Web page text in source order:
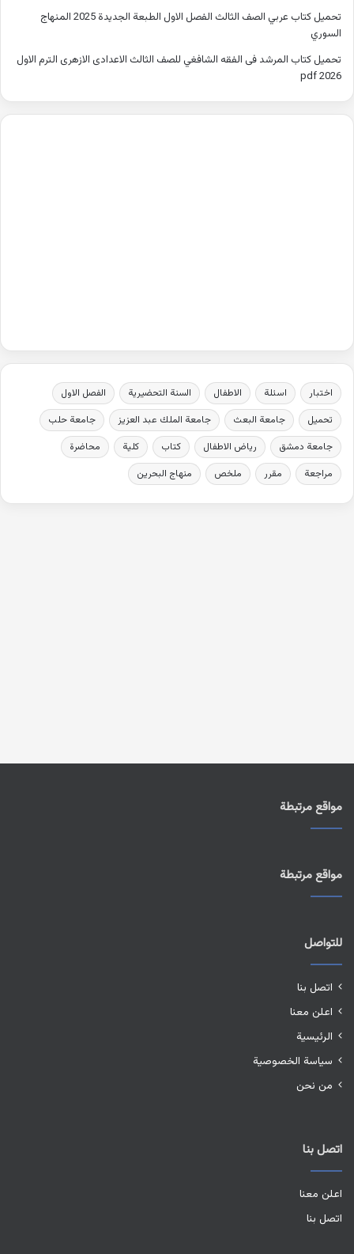
تحميل كتاب عربي الصف الثالث الفصل الاول الطبعة الجديدة 2025 المنهاج
السوري
تحميل كتاب المرشد فى الفقه الشافغي للصف الثالث الاعدادى الازهرى الترم الاول
2026 pdf
اختبار اسئلة الاطفال السنة التحضيرية
الفصل الاول
تحميل
جامعة البعث جامعة الملك عبد العزيز
جامعة حلب
جامعة دمشق
رياض الاطفال كتاب كلية
محاضرة
مراجعة
مقرر ملخص منهاج البحرين
مواقع مرتبطة
مواقع مرتبطة
للتواصل
اتصل بنا
اعلن معنا
الرئيسية
سياسة الخصوصية
من نحن
اتصل بنا
اعلن معنا
اتصل بنا